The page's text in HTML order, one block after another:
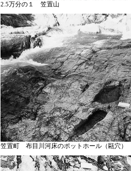
2.5万分の１ 笠置山
笠置町 布目川河床のポットホール（甌穴）